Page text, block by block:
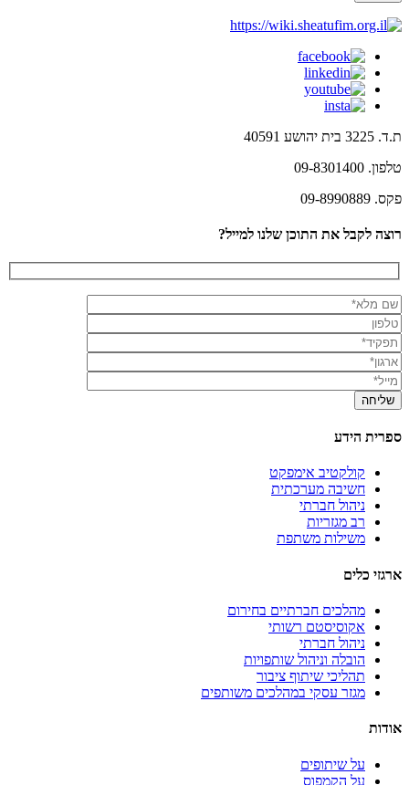
ת.ד. 3225 בית יהושע 40591
טלפון. 09-8301400
פקס. 09-8990889
רוצה לקבל את התוכן שלנו למייל?
ספרית הידע
קולקטיב אימפקט
חשיבה מערכתית
ניהול חברתי
רב מגזריות
משילות משתפת
ארגזי כלים
מהלכים חברתיים בחירום
אקוסיסטם רשותי
ניהול חברתי
הובלה וניהול שותפויות
תהליכי שיתוף ציבור
מגזר עסקי במהלכים משותפים
אודות
על שיתופים
על הקמפוס